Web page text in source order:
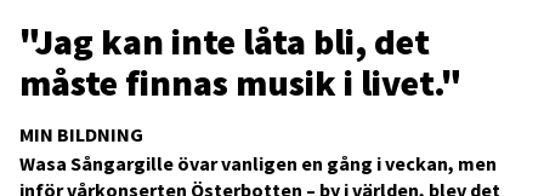
MIN BILDNING
"Jag kan inte låta bli, det
måste finnas musik i livet."
Wasa Sångargille övar vanligen en gång i veckan, men
inför vårkonserten Österbotten – by i världen, blev det